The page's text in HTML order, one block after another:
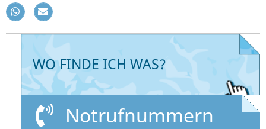
WO FINDE ICH WAS?
Notrufnummern